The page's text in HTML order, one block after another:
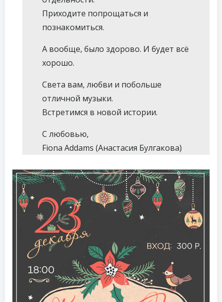
Приходите попрощаться и
познакомиться.
А вообще, было здорово. И будет всё
хорошо.
Света вам, любви и побольше
отличной музыки.
Встретимся в новой истории.
С любовью,
Fiona Addams (Анастасия Булгакова)